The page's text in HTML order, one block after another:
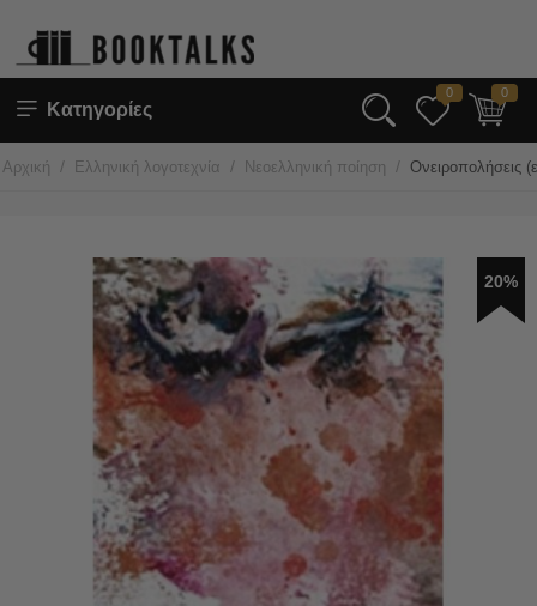
Κατηγορίες
0 0
Αρχική / Ελληνική λογοτεχνία / Νεοελληνική ποίηση / Ονειροπολήσεις
20%